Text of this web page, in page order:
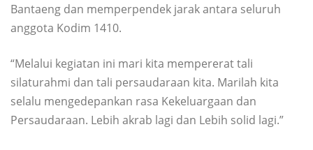
Bantaeng dan memperpendek jarak antara seluruh
anggota Kodim 1410.
“Melalui kegiatan ini mari kita mempererat tali
silaturahmi dan tali persaudaraan kita. Marilah kita
selalu mengedepankan rasa Kekeluargaan dan
Persaudaraan. Lebih akrab lagi dan Lebih solid lagi.”